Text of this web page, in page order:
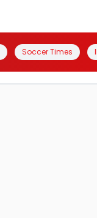
Soccer Times